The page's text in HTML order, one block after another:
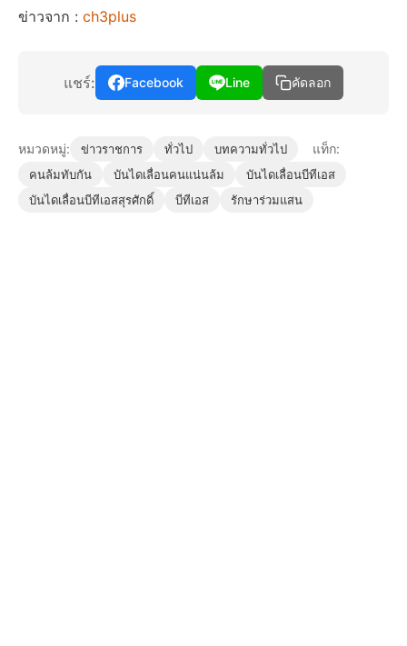
ข่าวจาก : ch3plus
แชร์: Facebook Line คัดลอก
หมวดหมู่: ข่าวราชการ ทั่วไป บทความทั่วไป แท็ก:
คนล้มทับกัน บันไดเลื่อนคนแน่นล้ม
บันไดเลื่อนบีทีเอส
บันไดเลื่อนบีทีเอสสุรศักดิ์
บีทีเอส รักษาร่วมแสน